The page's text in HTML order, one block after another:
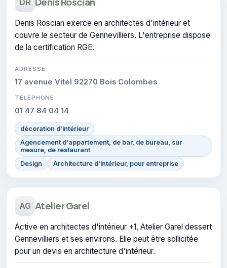
Denis Roscian exerce en architectes d'intérieur et
couvre le secteur de Gennevilliers. L'entreprise dispose
de la certification RGE.
ADRESSE
17 avenue Vitel 92270 Bois Colombes
TÉLÉPHONE
01 47 84 04 14
décoration d'intérieur
Agencement d'appartement, de bar, de bureau, sur
mesure, de restaurant
Design
Architecture d'intérieur, pour entreprise
AG Atelier Garel
Active en architectes d'intérieur +1, Atelier Garel dessert
Gennevilliers et ses environs. Elle peut être sollicitée
pour un devis en architecture d'intérieur.